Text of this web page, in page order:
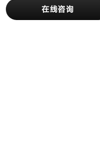
在线咨询